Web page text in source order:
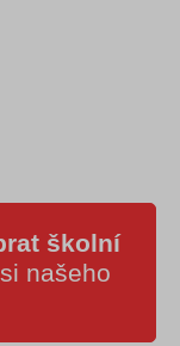
školní
našeho